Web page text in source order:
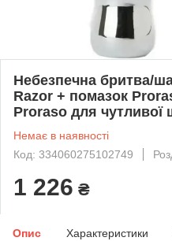
Небезпечна бритва/
Razor + помазок
Proraso для чутливої
Немає в наявності
Код: 334060275102749
1 226 ₴
Опис Характеристики